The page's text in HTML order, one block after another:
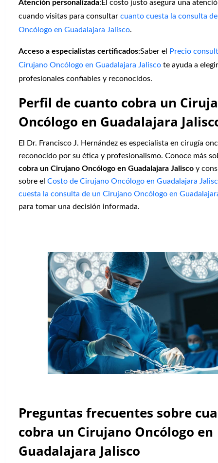
Atención personalizada:El costo justo asegura una
cuando visitas para consultar cuanto cuesta la consulta
Oncólogo en Guadalajara Jalisco.
Acceso a especialistas certificados:Saber el
Precio
Cirujano Oncólogo en Guadalajara Jalisco te ayuda a
profesionales confiables y reconocidos.
Perfil de cuanto cobra un
Oncólogo en Guadalajara
El Dr. Francisco J. Hernández es especialista en cirugía
reconocido por su ética y profesionalismo. Conoce más
cobra un Cirujano Oncólogo en Guadalajara Jalisco y
sobre el Costo de Cirujano Oncólogo en Guadalajara
cuesta la consulta de un Cirujano Oncólogo en
para tomar una decisión informada.
Preguntas frecuentes sobre
cobra un Cirujano Oncólogo en
Guadalajara Jalisco